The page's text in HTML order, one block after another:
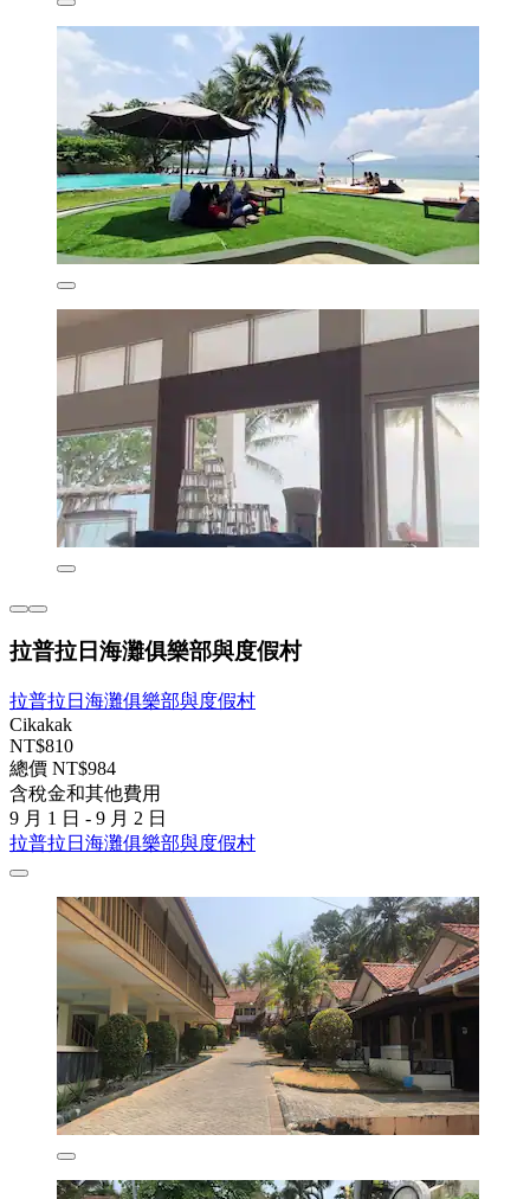
拉普拉日海灘俱樂部與度假村
拉普拉日海灘俱樂部與度假村
Cikakak
NT$810
總價 NT$984
含稅金和其他費用
9 月 1 日 - 9 月 2 日
拉普拉日海灘俱樂部與度假村